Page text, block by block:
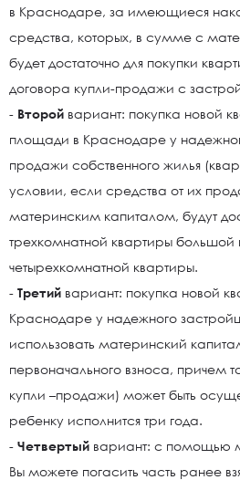
в Краснодаре, за имеющиеся
средства, которых, в сумме с
будет достаточно для покупки
договора купли-продажи с
- Второй вариант: покупка новой
площади в Краснодаре у
продажи собственного жилья
условии, если средства от их
материнским капиталом, будут
трехкомнатной квартиры
четырехкомнатной квартиры.
- Третий вариант: покупка новой
Краснодаре у надежного
использовать материнский
первоначального взноса, причем
купли –продажи) может быть
ребенку исполнится три года.
- Четвертый вариант: с помощью
Вы можете погасить часть ранее